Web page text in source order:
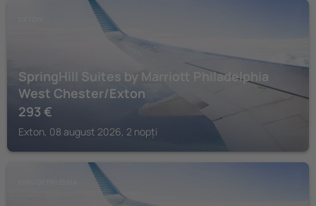
SpringHill Suites by Marriott Philadelphia
West Chester/Exton
293 €
Exton, 08 august 2026, 2 nopți